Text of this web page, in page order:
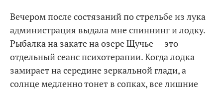
Вечером после состязаний по стрельбе из лука
администрация выдала мне спиннинг и лодку.
Рыбалка на закате на озере Щучье — это
отдельный сеанс психотерапии. Когда лодка
замирает на середине зеркальной глади, а
солнце медленно тонет в сопках, все лишние